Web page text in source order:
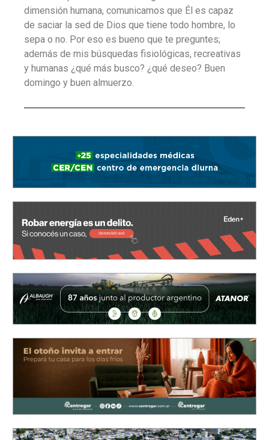
dimensión humana, comunicamos que Él es capaz
de saciar la sed de Dios que tiene todo hombre, lo
sepa o no. Por eso es bueno que te preguntes;
además de mis búsquedas fisiológicas, recreativas
y humanas ¿qué más busco? ¿qué deseo? Buen
domingo y buen almuerzo.